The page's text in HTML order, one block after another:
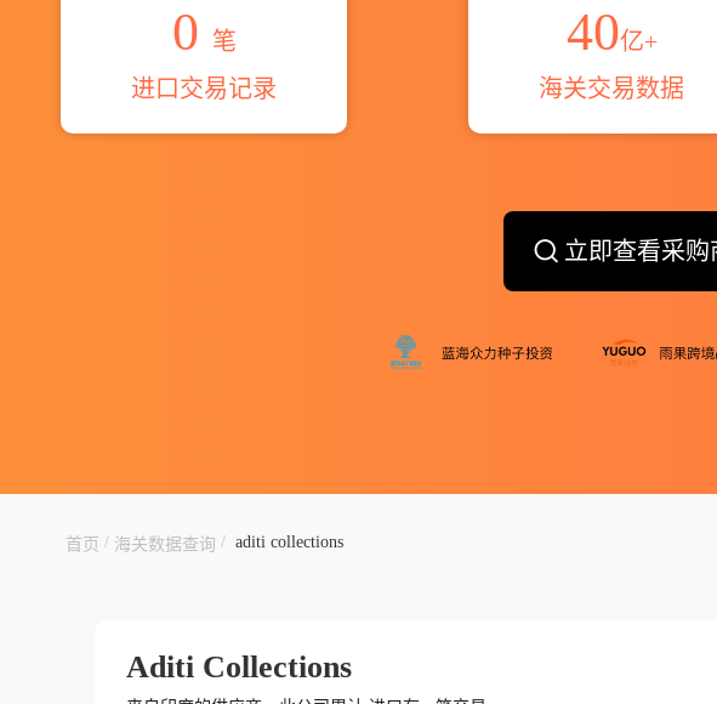
0 笔
进口交易记录
40亿+
海关交易数据
立即查看采购
首页 / 海关数据查询 / aditi collections
Aditi Collections